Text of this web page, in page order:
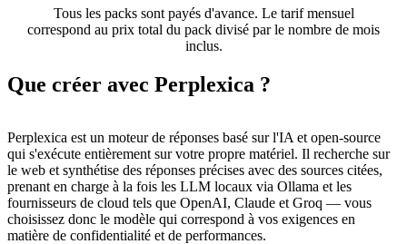
Tous les packs sont payés d'avance. Le tarif mensuel
correspond au prix total du pack divisé par le nombre de mois
inclus.
Que créer avec Perplexica ?
Perplexica est un moteur de réponses basé sur l'IA et open-source
qui s'exécute entièrement sur votre propre matériel. Il recherche sur
le web et synthétise des réponses précises avec des sources citées,
prenant en charge à la fois les LLM locaux via Ollama et les
fournisseurs de cloud tels que OpenAI, Claude et Groq — vous
choisissez donc le modèle qui correspond à vos exigences en
matière de confidentialité et de performances.